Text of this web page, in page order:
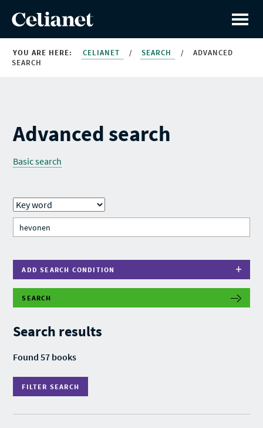
YOU ARE HERE: CELIANET / SEARCH /
ADVANCED
SEARCH
Advanced search
Basic search
ADD SEARCH CONDITION
SEARCH
Search results
Found 57 books
FILTER SEARCH
F
T
S
A
R
C
D